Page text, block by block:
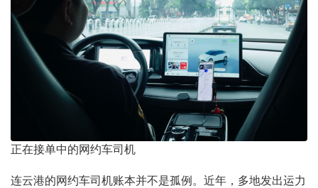
正在接单中的网约车司机
连云港的网约车司机账本并不是孤例。近年，多地发出运力